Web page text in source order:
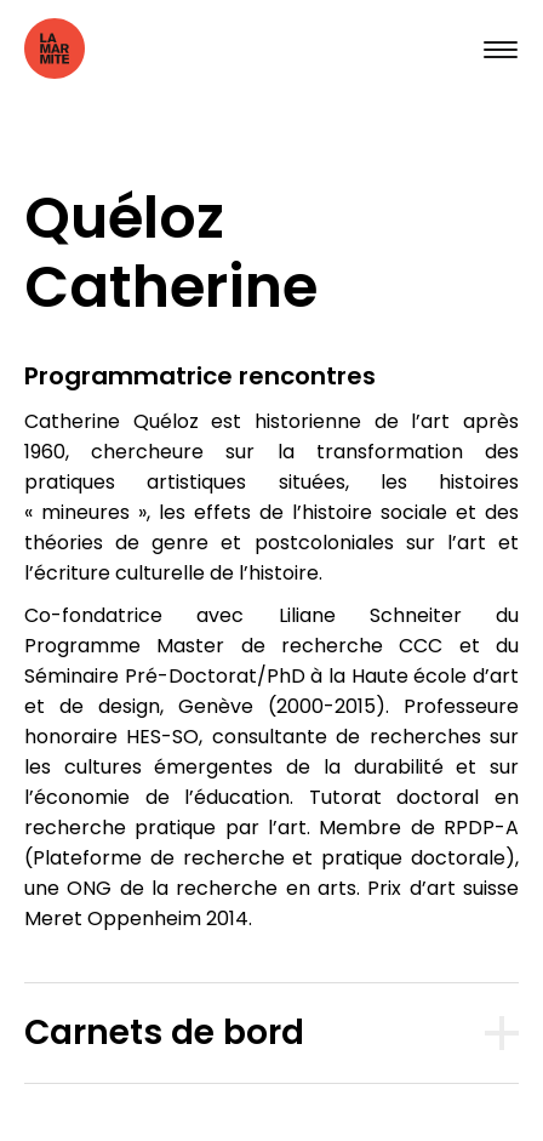
Quéloz
Catherine
Programmatrice rencontres
Catherine Quéloz est historienne de l’art après
1960, chercheure sur la transformation des
pratiques artistiques situées, les histoires
« mineures », les effets de l’histoire sociale et des
théories de genre et postcoloniales sur l’art et
l’écriture culturelle de l’histoire.
Co-fondatrice avec Liliane Schneiter du
Programme Master de recherche CCC et du
Séminaire Pré-Doctorat/PhD à la Haute école d’art
et de design, Genève (2000-2015). Professeure
honoraire HES-SO, consultante de recherches sur
les cultures émergentes de la durabilité et sur
l’économie de l’éducation. Tutorat doctoral en
recherche pratique par l’art. Membre de RPDP-A
(Plateforme de recherche et pratique doctorale),
une ONG de la recherche en arts. Prix d’art suisse
Meret Oppenheim 2014.
Carnets de bord